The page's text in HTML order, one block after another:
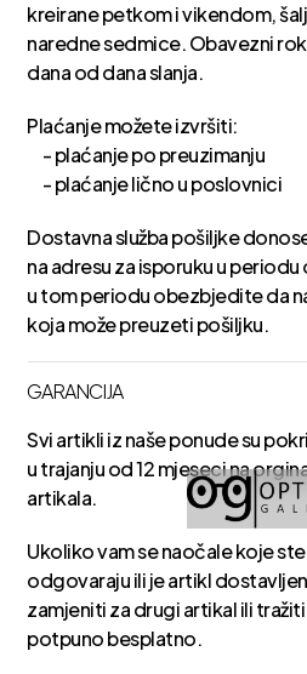
kreirane petkom i vikendom,
naredne sedmice. Obavezni
dana od dana slanja.
Plaćanje možete izvršiti:
- plaćanje po preuzimanju
- plaćanje lično u poslovnici
Dostavna služba pošiljke
na adresu za isporuku u
u tom periodu obezbjedite da
koja može preuzeti pošiljku.
GARANCIJA
Svi artikli iz naše ponude su
u trajanju od 12 mjeseci na
artikala.
Ukoliko vam se naočale koje
odgovaraju ili je artikl
zamjeniti za drugi artikal ili
potpuno besplatno.